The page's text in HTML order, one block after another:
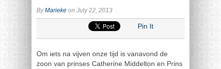
ByMarieke on July 22, 2013
Pin It
Om iets na vijven onze tijd is vanavond de
zoon van prinses Catherine Middelton en Prins